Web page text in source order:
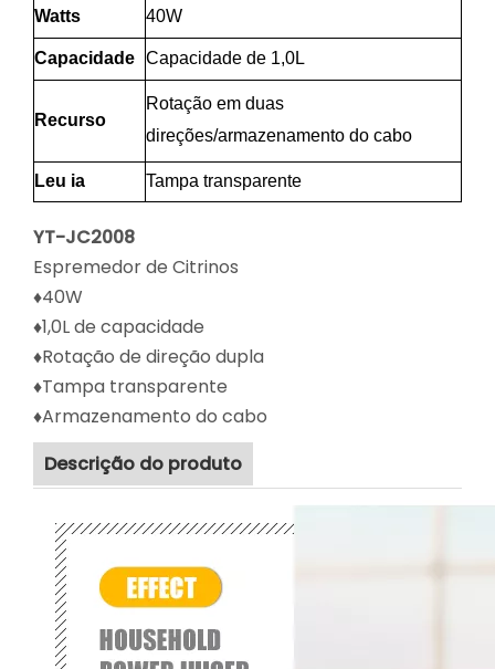
Watts 40W
Capacidade Capacidade de 1,0L
Recurso
Rotação em duas
direções/armazenamento do cabo
Leu ia Tampa transparente
YT-JC2008
Espremedor de Citrinos
♦40W
♦1,0L de capacidade
♦Rotação de direção dupla
♦Tampa transparente
♦Armazenamento do cabo
Descrição do produto